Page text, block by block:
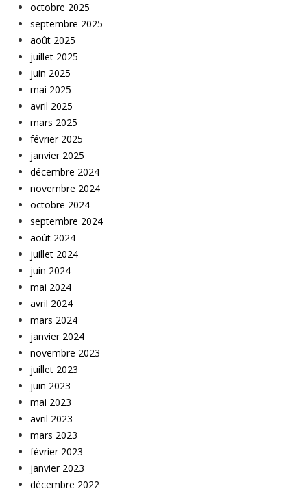
octobre 2025
septembre 2025
août 2025
juillet 2025
juin 2025
mai 2025
avril 2025
mars 2025
février 2025
janvier 2025
décembre 2024
novembre 2024
octobre 2024
septembre 2024
août 2024
juillet 2024
juin 2024
mai 2024
avril 2024
mars 2024
janvier 2024
novembre 2023
juillet 2023
juin 2023
mai 2023
avril 2023
mars 2023
février 2023
janvier 2023
décembre 2022